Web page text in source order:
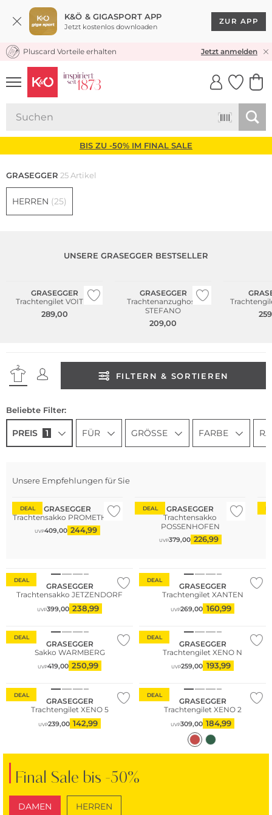
K&Ö & GIGASPORT APP
Jetzt kostenlos downloaden
ZUR APP
KOSTENLOSER VERSAND* & RÜCKVERSAND
Pluscard Vorteile erhalten Jetzt anmelden
UNSERE APP
CLICK &
BIS ZU -50% IM FINAL SALE
GRASEGGER 25 Artikel
HERREN (25)
UNSERE GRASEGGER BESTSELLER
GRASEGGER
Trachtengilet VOITL 2
289,00
GRASEGGER
Trachtenanzughose
STEFANO
209,00
FILTERN & SORTIEREN
Beliebte Filter:
PREIS 1 FÜR GRÖSSE FARBE
Unsere Empfehlungen für Sie
DEAL
GRASEGGER
Trachtensakko PROMETHEUS
UVP409,00 244,99
DEAL
GRASEGGER
Trachtensakko
POSSENHOFEN
UVP379,00 226,99
DEAL
GRASEGGER
Trachtensakko JETZENDORF
UVP399,00 238,99
DEAL
GRASEGGER
Trachtengilet XANTEN
UVP269,00 160,99
DEAL
GRASEGGER
Sakko WARMBERG
UVP419,00 250,99
DEAL
GRASEGGER
Trachtengilet XENO N
UVP259,00 193,99
DEAL
GRASEGGER
Trachtengilet XENO 5
UVP239,00 142,99
DEAL
GRASEGGER
Trachtengilet XENO 2
UVP309,00 184,99
Final Sale bis -50%
DAMEN HERREN